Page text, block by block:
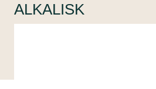
ALKALISK